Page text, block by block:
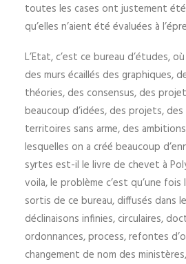
toutes les cases ont justement été
qu’elles n’aient été évaluées à
L’Etat, c’est ce bureau d’études,
des murs écaillés des graphiques,
théories, des consensus, des
beaucoup d’idées, des projets,
territoires sans arme, des
lesquelles on a créé beaucoup
syrtes est-il le livre de chevet à
voila, le problème c’est qu’une
sortis de ce bureau, diffusés dans
déclinaisons infinies, circulaires,
ordonnances, process, refontes
changement de nom des